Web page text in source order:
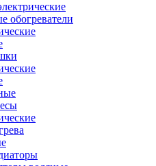
обогреватели